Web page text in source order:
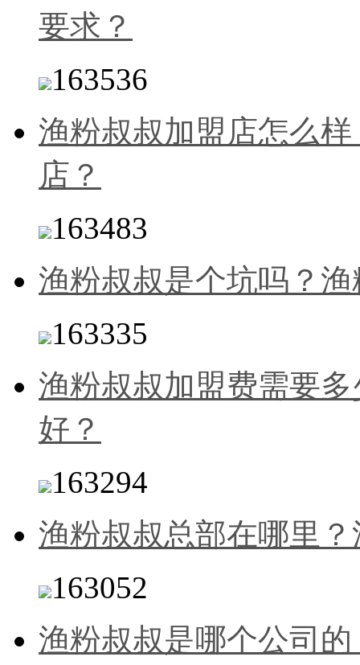
要求？
163536
渔粉叔叔加盟店怎么
店？
163483
渔粉叔叔是个坑吗？
163335
渔粉叔叔加盟费需要
好？
163294
渔粉叔叔总部在哪里
163052
渔粉叔叔是哪个公司